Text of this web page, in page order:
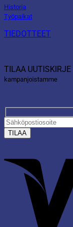
Historia
Työpaikat
TIEDOTTEET
TILAA UUTISKIRJE
kampanjoistamme